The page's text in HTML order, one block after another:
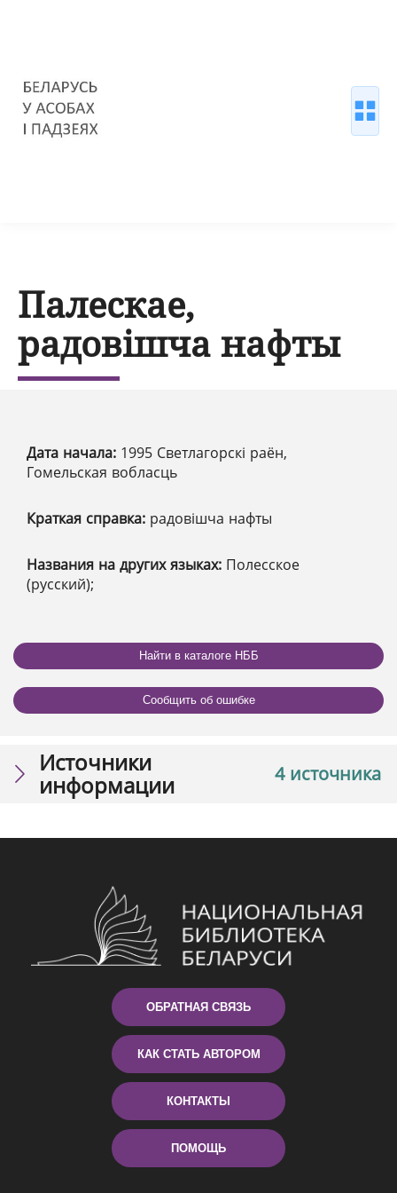
Палескае,
радовішча нафты
Дата начала: 1995 Светлагорскі раён,
Гомельская вобласць
Краткая справка: радовішча нафты
Названия на других языках: Полесское
(русский);
Найти в каталоге НББ
Сообщить об ошибке
4 источника
Источники
информации
ОБРАТНАЯ СВЯЗЬ
КАК СТАТЬ АВТОРОМ
КОНТАКТЫ
ПОМОЩЬ